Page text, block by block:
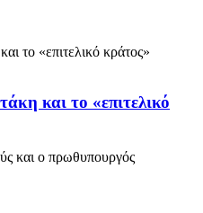
και το «επιτελικό